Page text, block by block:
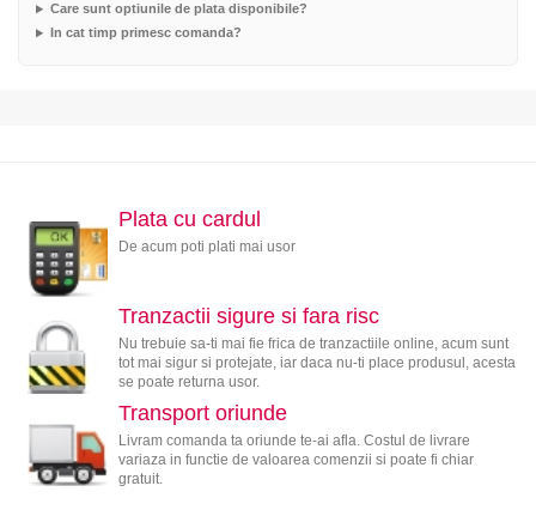
Care sunt optiunile de plata disponibile?
In cat timp primesc comanda?
Plata cu cardul
De acum poti plati mai usor
Tranzactii sigure si fara risc
Nu trebuie sa-ti mai fie frica de tranzactiile online, acum sunt
tot mai sigur si protejate, iar daca nu-ti place produsul, acesta
se poate returna usor.
Transport oriunde
Livram comanda ta oriunde te-ai afla. Costul de livrare
variaza in functie de valoarea comenzii si poate fi chiar
gratuit.